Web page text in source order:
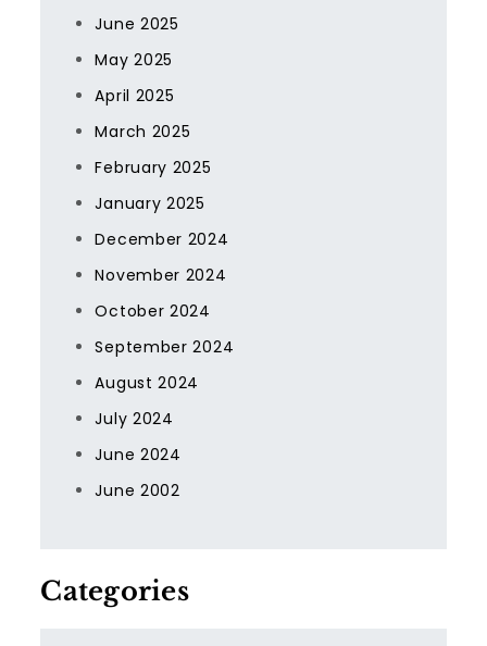
June 2025
May 2025
April 2025
March 2025
February 2025
January 2025
December 2024
November 2024
October 2024
September 2024
August 2024
July 2024
June 2024
June 2002
Categories